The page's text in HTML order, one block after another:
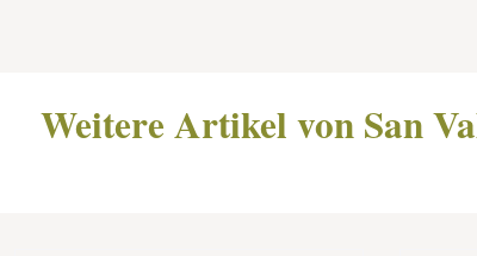
Weitere Artikel von San